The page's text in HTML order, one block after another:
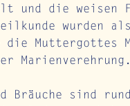
und die weisen
wurden
die
Bräuche sind